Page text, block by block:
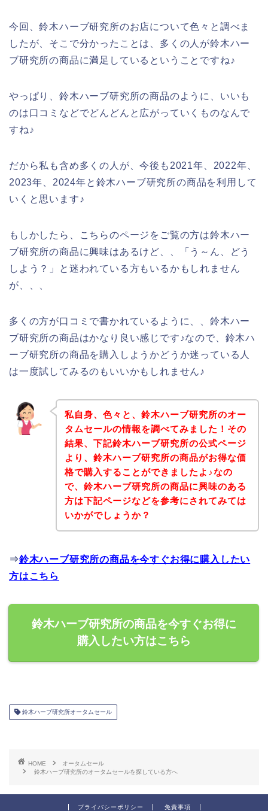
今回、鈴木ハーブ研究所のお店について色々と調べま
したが、そこで分かったことは、多くの人が鈴木ハー
ブ研究所の商品に満足しているということですね♪
やっぱり、鈴木ハーブ研究所の商品のように、いいも
のは口コミなどでどんどんと広がっていくものなんで
すね♪
だから私も含め多くの人が、今後も2021年、2022年、
2023年、2024年と鈴木ハーブ研究所の商品を利用して
いくと思います♪
もしかしたら、こちらのページをご覧の方は鈴木ハー
ブ研究所の商品に興味はあるけど、、「う～ん、どう
しよう？」と迷われている方もいるかもしれません
が、、、
多くの方が口コミで書かれているように、、鈴木ハー
ブ研究所の商品はかなり良い感じです♪なので、鈴木ハ
ーブ研究所の商品を購入しようかどうか迷っている人
は一度試してみるのもいいかもしれません♪
私自身、色々と、鈴木ハーブ研究所のオー
タムセールの情報を調べてみました！その
結果、下記鈴木ハーブ研究所の公式ページ
より、鈴木ハーブ研究所の商品がお得な価
格で購入することができましたよ♪なの
で、鈴木ハーブ研究所の商品に興味のある
方は下記ページなどを参考にされてみては
いかがでしょうか？
⇒鈴木ハーブ研究所の商品を今すぐお得に購入したい
方はこちら
鈴木ハーブ研究所の商品を今すぐお得に
購入したい方はこちら
鈴木ハーブ研究所オータムセール
HOME
オータムセール
鈴木ハーブ研究所のオータムセールを探している方へ
プライバシーポリシー 免責事項